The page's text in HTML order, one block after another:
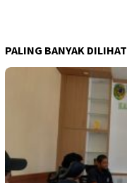
PALING BANYAK DILIHAT